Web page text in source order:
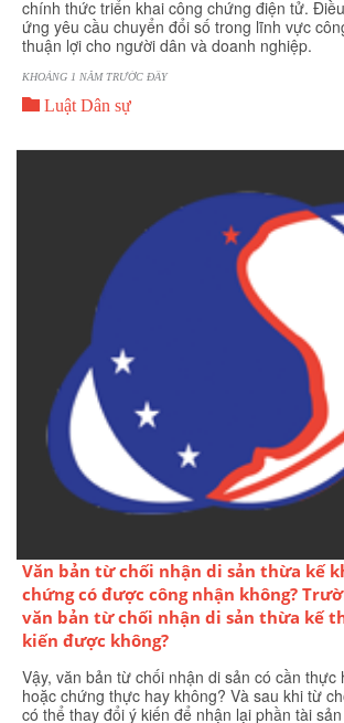
chính thức triển khai công chứng điện tử.
ứng yêu cầu chuyển đổi số trong lĩnh vực
thuận lợi cho người dân và doanh nghiệp.
KHOẢNG 1 NĂM TRƯỚC ĐÂY
 Luật Dân sự
Văn bản từ chối nhận di sản thừa kế
chứng có được công nhận không?
văn bản từ chối nhận di sản thừa kế
kiến được không?
Vậy, văn bản từ chối nhận di sản có cần thực
hoặc chứng thực hay không? Và sau khi từ
có thể thay đổi ý kiến để nhận lại phần tài